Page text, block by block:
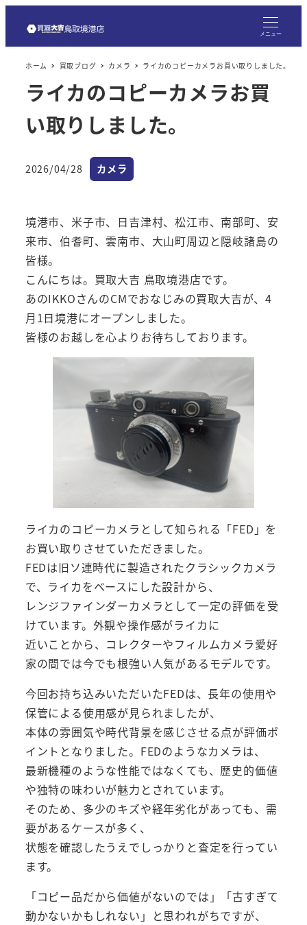
メニュー
ホーム 買取ブログ カメラ ライカのコピーカメラお買い取りしました。
ライカのコピーカメラお買
い取りしました。
投稿日
2026/04/28 カテゴリー
カメラ
境港市、米子市、日吉津村、松江市、南部町、安
来市、伯耆町、雲南市、大山町周辺と隠岐諸島の
皆様。
こんにちは。買取大吉 鳥取境港店です。
あのIKKOさんのCMでおなじみの買取大吉が、4
月1日境港にオープンしました。
皆様のお越しを心よりお待ちしております。
ライカのコピーカメラとして知られる「FED」を
お買い取りさせていただきました。
FEDは旧ソ連時代に製造されたクラシックカメラ
で、ライカをベースにした設計から、
レンジファインダーカメラとして一定の評価を受
けています。外観や操作感がライカに
近いことから、コレクターやフィルムカメラ愛好
家の間では今でも根強い人気があるモデルです。
今回お持ち込みいただいたFEDは、長年の使用や
保管による使用感が見られましたが、
本体の雰囲気や時代背景を感じさせる点が評価ポ
イントとなりました。FEDのようなカメラは、
最新機種のような性能ではなくても、歴史的価値
や独特の味わいが魅力とされています。
そのため、多少のキズや経年劣化があっても、需
要があるケースが多く、
状態を確認したうえでしっかりと査定を行ってい
ます。
「コピー品だから価値がないのでは」「古すぎて
動かないかもしれない」と思われがちですが、